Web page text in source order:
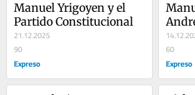
Manuel Yrigoyen y el
Partido Constitucional
21.12.2025
90
Expreso
60
Expreso